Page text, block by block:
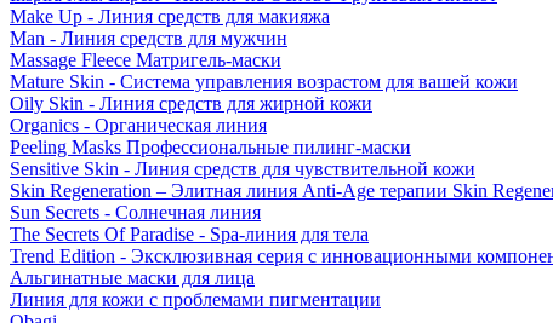
Make Up - Линия средств для макияжа
Man - Линия средств для мужчин
Massage Fleece Матригель-маски
Mature Skin - Система управления возрастом для вашей кожи
Oily Skin - Линия средств для жирной кожи
Organics - Органическая линия
Peeling Masks Профессиональные пилинг-маски
Sensitive Skin - Линия средств для чувствительной кожи
Skin Regeneration – Элитная линия Anti-Age терапии Skin
Sun Secrets - Солнечная линия
The Secrets Of Paradise - Spa-линия для тела
Trend Edition - Эксклюзивная серия с инновационными
Альгинатные маски для лица
Линия для кожи с проблемами пигментации